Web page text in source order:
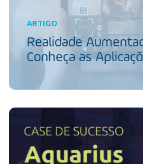
ARTIGO
Realidade
Conheça as